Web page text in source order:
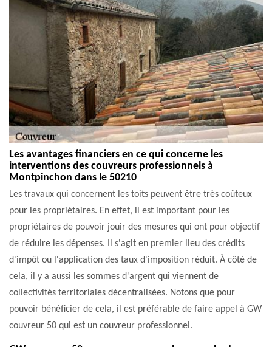
Les avantages financiers en ce qui concerne les
interventions des couvreurs professionnels à
Montpinchon dans le 50210
Les travaux qui concernent les toits peuvent être très coûteux
pour les propriétaires. En effet, il est important pour les
propriétaires de pouvoir jouir des mesures qui ont pour objectif
de réduire les dépenses. Il s'agit en premier lieu des crédits
d'impôt ou l'application des taux d'imposition réduit. À côté de
cela, il y a aussi les sommes d'argent qui viennent de
collectivités territoriales décentralisées. Notons que pour
pouvoir bénéficier de cela, il est préférable de faire appel à GW
couvreur 50 qui est un couvreur professionnel.